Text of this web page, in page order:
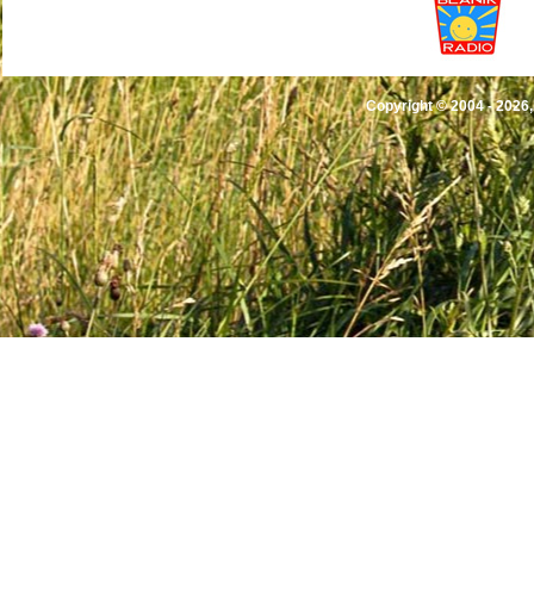
Copyright © 2004 -